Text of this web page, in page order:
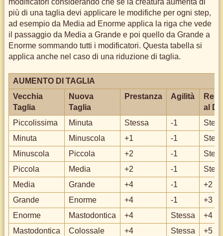
più di una taglia devi applicare le modifiche per ogni step,
ad esempio da Media ad Enorme applica la riga che vede
il passaggio da Media a Grande e poi quello da Grande a
Enorme sommando tutti i modificatori. Questa tabella si
applica anche nel caso di una riduzione di taglia.
AUMENTO DI TAGLIA
Vecchia
Taglia
Nuova
Taglia
Prestanza Agilità
al
Piccolissima
Minuta Stessa -1
Minuta
Minuscola +1 -1
Minuscola
Piccola +2 -1
Piccola
Media +2 -1
Media
Grande +4 -1
+2
Grande
Enorme +4 -1
+3
Enorme
Mastodontica +4 Stessa
+4
Mastodontica
Colossale +4 Stessa +5